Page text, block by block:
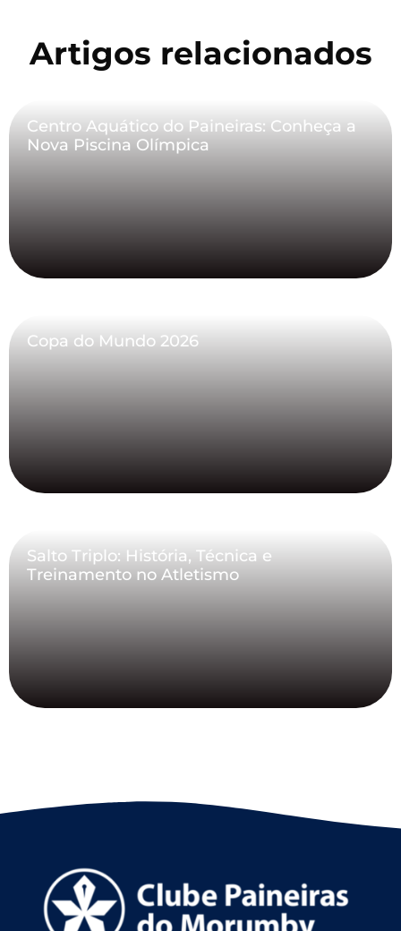
Artigos relacionados
Centro Aquático do Paineiras: Conheça a
Nova Piscina Olímpica
Copa do Mundo 2026
Salto Triplo: História, Técnica e
Treinamento no Atletismo